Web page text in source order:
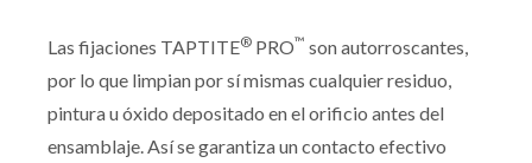
Las fijaciones TAPTITE® PRO™ son autorroscantes,
por lo que limpian por sí mismas cualquier residuo,
pintura u óxido depositado en el orificio antes del
ensamblaje. Así se garantiza un contacto efectivo